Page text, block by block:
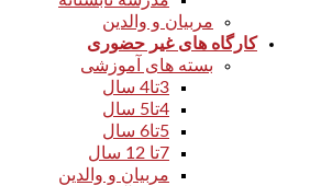
مربیان و والدین
کارگاه های غیر حضوری
بسته های آموزشی
3تا4 سال
4تا5 سال
5تا6 سال
7تا 12 سال
مربیان و والدین